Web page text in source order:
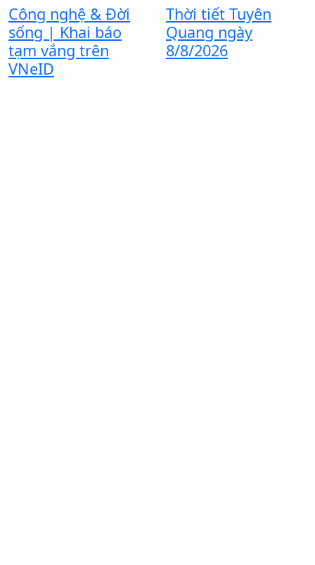
Công nghệ & Đời
sống | Khai báo
tạm vắng trên
VNeID
Thời tiết Tuyên
Quang ngày
8/8/2026